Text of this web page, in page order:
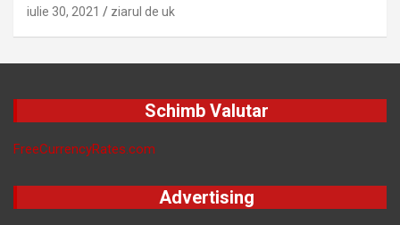
iulie 30, 2021 ziarul de uk
Schimb Valutar
FreeCurrencyRates.com
Advertising